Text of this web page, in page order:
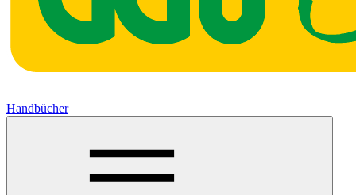
Handbücher